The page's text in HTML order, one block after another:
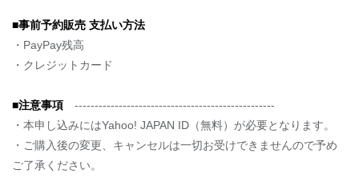
■事前予約販売 支払い方法
・PayPay残高
・クレジットカード
■注意事項 --------------------------------------------------
・本申し込みにはYahoo! JAPAN ID（無料）が必要となります。
・ご購入後の変更、キャンセルは一切お受けできませんので予め
ご了承ください。